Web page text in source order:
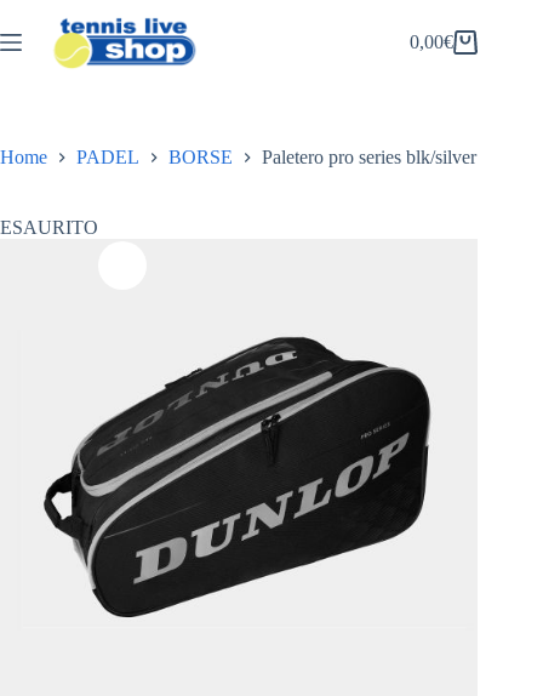
al
contenuto
Carrello
0,00€
Home PADEL BORSE Paletero pro series blk/silver
ESAURITO